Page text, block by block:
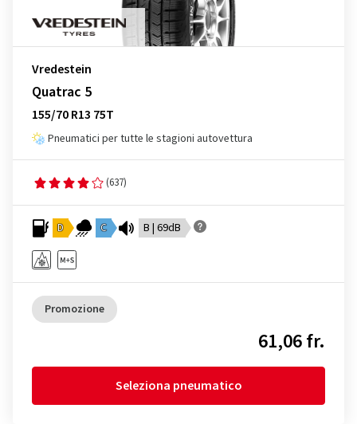
Vredestein
Quatrac 5
155/70 R13 75T
Pneumatici per tutte le stagioni autovettura
(637)
D C B | 69dB
Promozione
61,06 fr.
Seleziona pneumatico